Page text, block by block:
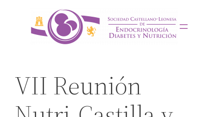
contenido
VII Reunión